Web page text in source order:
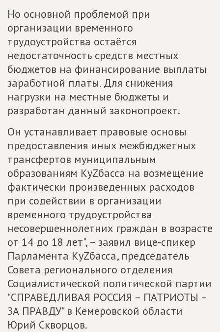
Но основной проблемой при
организации временного
трудоустройства остаётся
недостаточность средств местных
бюджетов на финансирование выплаты
заработной платы. Для снижения
нагрузки на местные бюджеты и
разработан данный законопроект.
Он устанавливает правовые основы
предоставления иных межбюджетных
трансфертов муниципальным
образованиям КуZбасса на возмещение
фактически произведенных расходов
при содействии в организации
временного трудоустройства
несовершеннолетних граждан в возрасте
от 14 до 18 лет", – заявил вице-спикер
Парламента КуZбасса, председатель
Совета регионального отделения
Социалистической политической партии
"СПРАВЕДЛИВАЯ РОССИЯ – ПАТРИОТЫ –
ЗА ПРАВДУ" в Кемеровской области
Юрий Скворцов.